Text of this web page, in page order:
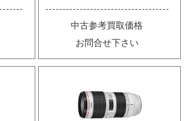
中古参考買取価格
お問合せ下さい